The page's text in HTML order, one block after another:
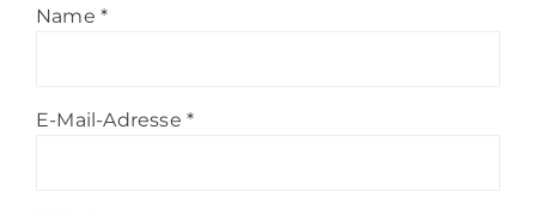
Name *
E-Mail-Adresse *